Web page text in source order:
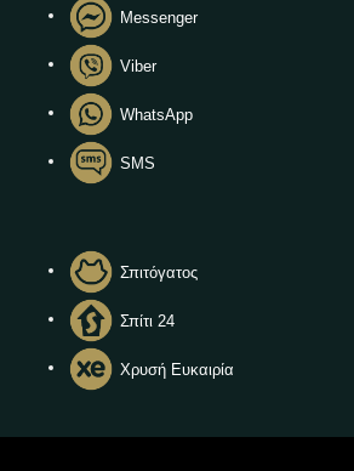
Messenger
Viber
WhatsApp
SMS
Σπιτόγατος
Σπίτι 24
Χρυσή Ευκαιρία